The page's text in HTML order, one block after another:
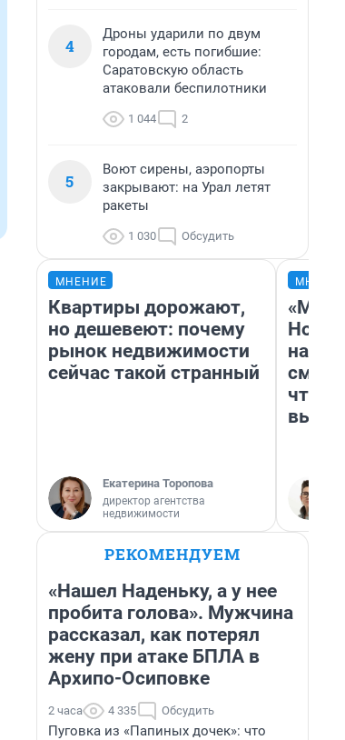
4
Дроны ударили по двум
городам, есть погибшие:
Саратовскую область
атаковали беспилотники
1 044 2
5
Воют сирены, аэропорты
закрывают: на Урал летят
ракеты
1 030 Обсудить
МНЕНИЕ
Квартиры дорожают,
но дешевеют: почему
рынок недвижимости
сейчас такой странный
Екатерина Торопова
директор агентства
недвижимости
«Мы
РЕКОМЕНДУЕМ
«Нашел Наденьку, а у нее
пробита голова». Мужчина
рассказал, как потерял
жену при атаке БПЛА в
Архипо-Осиповке
2 часа 4 335 Обсудить
Пуговка из «Папиных дочек»: что